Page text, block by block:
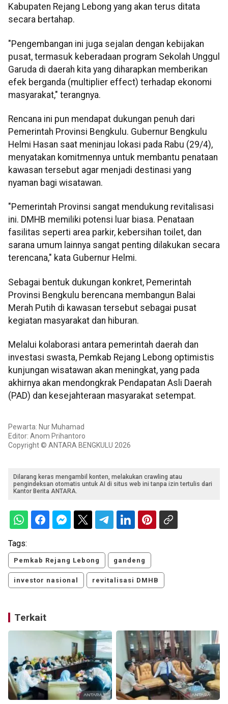
Kabupaten Rejang Lebong yang akan terus ditata
secara bertahap.
"Pengembangan ini juga sejalan dengan kebijakan
pusat, termasuk keberadaan program Sekolah Unggul
Garuda di daerah kita yang diharapkan memberikan
efek berganda (multiplier effect) terhadap ekonomi
masyarakat," terangnya.
Rencana ini pun mendapat dukungan penuh dari
Pemerintah Provinsi Bengkulu. Gubernur Bengkulu
Helmi Hasan saat meninjau lokasi pada Rabu (29/4),
menyatakan komitmennya untuk membantu penataan
kawasan tersebut agar menjadi destinasi yang
nyaman bagi wisatawan.
"Pemerintah Provinsi sangat mendukung revitalisasi
ini. DMHB memiliki potensi luar biasa. Penataan
fasilitas seperti area parkir, kebersihan toilet, dan
sarana umum lainnya sangat penting dilakukan secara
terencana," kata Gubernur Helmi.
Sebagai bentuk dukungan konkret, Pemerintah
Provinsi Bengkulu berencana membangun Balai
Merah Putih di kawasan tersebut sebagai pusat
kegiatan masyarakat dan hiburan.
Melalui kolaborasi antara pemerintah daerah dan
investasi swasta, Pemkab Rejang Lebong optimistis
kunjungan wisatawan akan meningkat, yang pada
akhirnya akan mendongkrak Pendapatan Asli Daerah
(PAD) dan kesejahteraan masyarakat setempat.
Pewarta: Nur Muhamad
Editor: Anom Prihantoro
Copyright © ANTARA BENGKULU 2026
Dilarang keras mengambil konten, melakukan crawling atau
pengindeksan otomatis untuk AI di situs web ini tanpa izin tertulis dari
Kantor Berita ANTARA.
Tags:
Pemkab Rejang Lebong gandeng
investor nasional revitalisasi DMHB
Terkait